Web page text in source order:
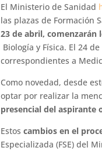
El Ministerio de Sanidad
las plazas de Formación
23 de abril, comenzarán
Biología y Física. El 24
correspondientes a
Como novedad, desde
optar por realizar la
presencial del aspirante
Estoscambios en el
Especializada (FSE) del